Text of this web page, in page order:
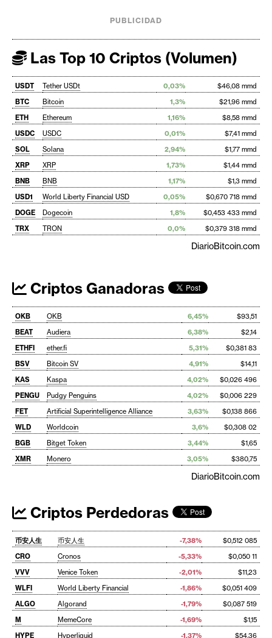
PUBLICIDAD
Las Top 10 Criptos (Volumen)
USDT Tether USDt 0,03%
$46,08 mmd
BTC
Bitcoin 1,3%
$21,96 mmd
ETH
Ethereum 1,16%
$8,58 mmd
USDC
USDC 0,01%
$7,41 mmd
SOL
Solana 2,94%
$1,77 mmd
XRP
XRP 1,73%
$1,44 mmd
BNB
BNB 1,17%
$1,3 mmd
USD1
World Liberty Financial USD 0,05%
$0,670 718 mmd
DOGE
Dogecoin 1,8%
$0,453 433 mmd
TRX
TRON 0,0% $0,379 318 mmd
DiarioBitcoin.com
Criptos Ganadoras
OKB OKB 6,45%
$93,51
BEAT
Audiera 6,38%
$2,14
ETHFI
ether.fi 5,31%
$0,381 83
BSV
Bitcoin SV 4,91%
$14,11
KAS
Kaspa 4,02%
$0,026 496
PENGU
Pudgy Penguins 4,02%
$0,006 229
FET
Artificial Superintelligence Alliance 3,63%
$0,138 866
WLD
Worldcoin 3,6%
$0,308 02
BGB
Bitget Token 3,44%
$1,65
XMR
Monero 3,05% $380,75
DiarioBitcoin.com
Criptos Perdedoras
币安人生 币安人生 -7,38%
$0,512 085
CRO
Cronos -5,33%
$0,050 11
VVV
Venice Token -2,01%
$11,23
WLFI
World Liberty Financial -1,86%
$0,051 409
ALGO
Algorand -1,79%
$0,087 519
M
MemeCore -1,69%
$1,15
HYPE
Hyperliquid -1,37%
$54,36